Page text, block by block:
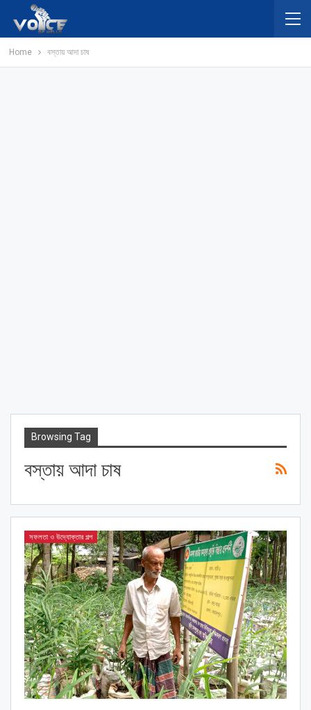
Home বস্তায় আদা চাষ
Browsing Tag
বস্তায় আদা চাষ
সফলতা ও উদ্যোক্তার গল্প